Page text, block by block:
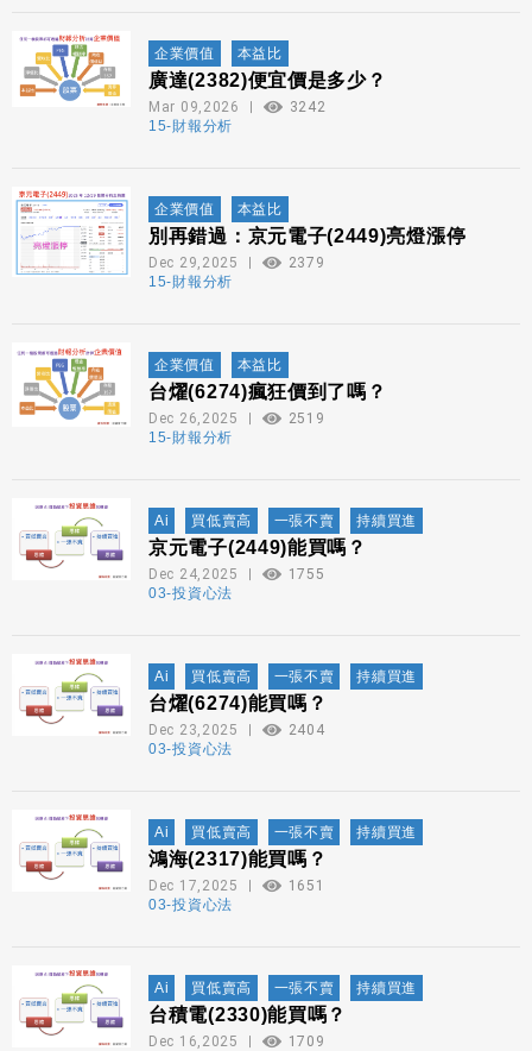
企業價值 本益比
廣達(2382)便宜價是多少？
Mar 09,2026
3242
15-財報分析
企業價值 本益比
別再錯過：京元電子(2449)亮燈漲停
Dec 29,2025
2379
15-財報分析
企業價值 本益比
台燿(6274)瘋狂價到了嗎？
Dec 26,2025
2519
15-財報分析
Ai 買低賣高 一張不賣 持續買進
京元電子(2449)能買嗎？
Dec 24,2025
1755
03-投資心法
Ai 買低賣高 一張不賣 持續買進
台燿(6274)能買嗎？
Dec 23,2025
2404
03-投資心法
Ai 買低賣高 一張不賣 持續買進
鴻海(2317)能買嗎？
Dec 17,2025
1651
03-投資心法
Ai 買低賣高 一張不賣 持續買進
台積電(2330)能買嗎？
Dec 16,2025
1709